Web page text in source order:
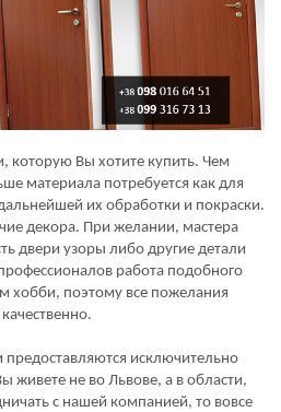
которую Вы хотите купить. Чем
материала потребуется как для
их обработки и покраски.
декора. При желании, мастера
двери узоры либо другие детали
работа подобного
хобби, поэтому все пожелания
предоставляются исключительно
живете не во Львове, а в области,
с нашей компанией, то вовсе